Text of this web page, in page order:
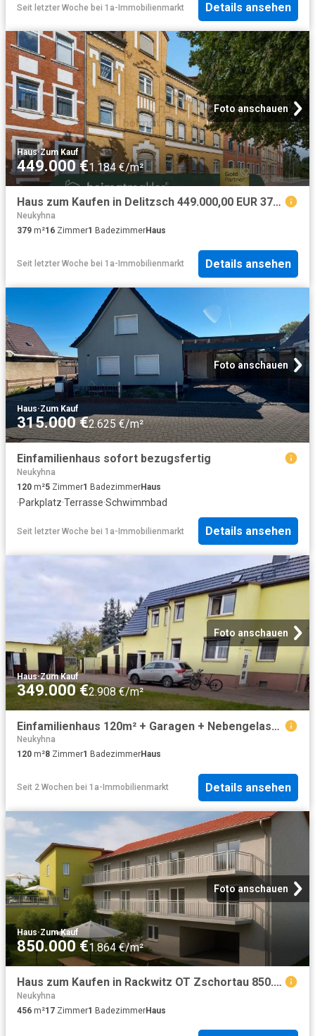
Seit letzter Woche bei 1a-Immobilienmarkt Details ansehen
Foto anschauen
Haus·Zum Kauf
449.000 €1.184 €/m²
Haus zum Kaufen in Delitzsch 449.000,00 EUR 379 m²
Neukyhna
379 m²16 Zimmer1 BadezimmerHaus
Seit letzter Woche bei 1a-Immobilienmarkt Details ansehen
Foto anschauen
Haus·Zum Kauf
315.000 €2.625 €/m²
Einfamilienhaus sofort bezugsfertig
Neukyhna
120 m²5 Zimmer1 BadezimmerHaus
·Parkplatz·Terrasse·Schwimmbad
Seit letzter Woche bei 1a-Immobilienmarkt Details ansehen
Foto anschauen
Haus·Zum Kauf
349.000 €2.908 €/m²
Einfamilienhaus 120m² + Garagen + Nebengelass Grundstück 3300m²
Neukyhna
120 m²8 Zimmer1 BadezimmerHaus
Seit 2 Wochen bei 1a-Immobilienmarkt Details ansehen
Foto anschauen
Haus·Zum Kauf
850.000 €1.864 €/m²
Haus zum Kaufen in Rackwitz OT Zschortau 850.000,00 EUR 456 m²
Neukyhna
456 m²17 Zimmer1 BadezimmerHaus